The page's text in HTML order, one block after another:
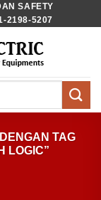
SAFETY
2198-5207
TAG
LOGIC”